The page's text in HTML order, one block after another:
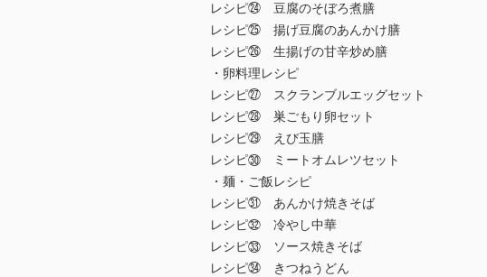
レシピ㉔ 豆腐のそぼろ煮膳
レシピ㉕ 揚げ豆腐のあんかけ膳
レシピ㉖ 生揚げの甘辛炒め膳
・卵料理レシピ
レシピ㉗ スクランブルエッグセット
レシピ㉘ 巣ごもり卵セット
レシピ㉙ えび玉膳
レシピ㉚ ミートオムレツセット
・麺・ご飯レシピ
レシピ㉛ あんかけ焼きそば
レシピ㉜ 冷やし中華
レシピ㉝ ソース焼きそば
レシピ㉞ きつねうどん